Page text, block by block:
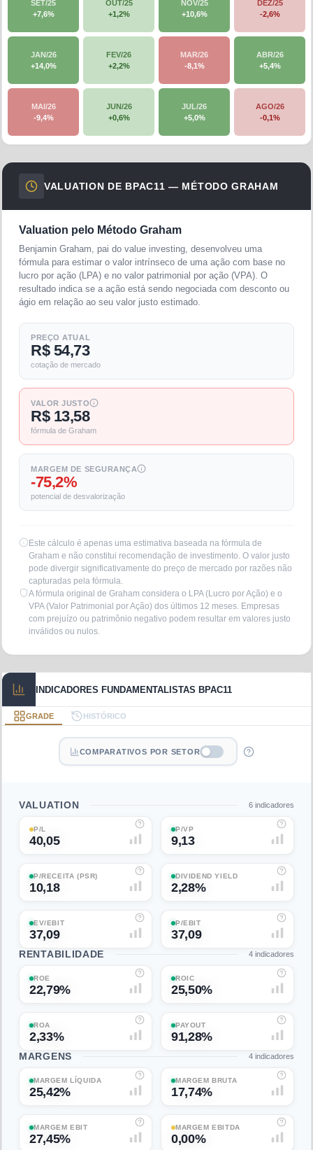
SET/25
+7,6%
OUT/25
+1,2%
NOV/25
+10,6%
DEZ/25
-2,6%
JAN/26
+14,0%
FEV/26
+2,2%
MAR/26
-8,1%
ABR/26
+5,4%
MAI/26
-9,4%
JUN/26
+0,6%
JUL/26
+5,0%
AGO/26
-0,1%
VALUATION DE BPAC11 — MÉTODO GRAHAM
Valuation pelo Método Graham
Benjamin Graham, pai do value investing, desenvolveu uma
fórmula para estimar o valor intrínseco de uma ação com base no
lucro por ação (LPA) e no valor patrimonial por ação (VPA). O
resultado indica se a ação está sendo negociada com desconto ou
ágio em relação ao seu valor justo estimado.
PREÇO ATUAL
R$ 54,73
cotação de mercado
VALOR JUSTO
R$ 13,58
fórmula de Graham
MARGEM DE SEGURANÇA
-75,2%
potencial de desvalorização
Este cálculo é apenas uma estimativa baseada na fórmula de
Graham e não constitui recomendação de investimento. O valor justo
pode divergir significativamente do preço de mercado por razões não
capturadas pela fórmula.
A fórmula original de Graham considera o LPA (Lucro por Ação) e o
VPA (Valor Patrimonial por Ação) dos últimos 12 meses. Empresas
com prejuízo ou patrimônio negativo podem resultar em valores justo
inválidos ou nulos.
INDICADORES FUNDAMENTALISTAS BPAC11
GRADE HISTÓRICO
COMPARATIVOS POR SETOR
VALUATION 6 indicadores
P/L
40,05
P/VP
9,13
P/RECEITA (PSR)
10,18
DIVIDEND YIELD
2,28%
EV/EBIT
37,09
P/EBIT
37,09
RENTABILIDADE 4 indicadores
ROE
22,79%
ROIC
25,50%
ROA
2,33%
PAYOUT
91,28%
MARGENS 4 indicadores
MARGEM LÍQUIDA
25,42%
MARGEM BRUTA
17,74%
MARGEM EBIT
27,45%
MARGEM EBITDA
0,00%